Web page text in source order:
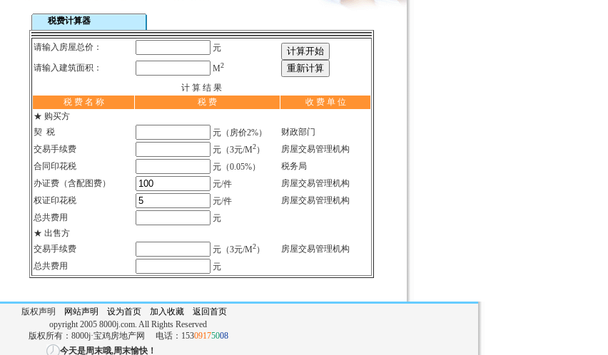
税费计算器
请输入房屋总价：
元
请输入建筑面积：
M2
计 算 结 果
税 费 名 称
税 费
收 费 单 位
★ 购买方
契 税
元（房价2%）
财政部门
交易手续费
元（3元/M2）
房屋交易管理机构
合同印花税
元（0.05%）
税务局
办证费（含配图费）
元/件
房屋交易管理机构
权证印花税
元/件
房屋交易管理机构
总共费用
元
★ 出售方
交易手续费
元（3元/M2）
房屋交易管理机构
总共费用
元
版权声明 网站声明 设为首页 加入收藏
返回首页
opyright 2005 8000j.com. All Rights Reserved
版权所有：8000j·宝鸡房地产网 电话：15309175008
今天是周末哦,周末愉快！